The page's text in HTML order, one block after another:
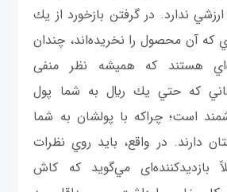
ندارد. در گرفتن بازخورد از يك
كه آن محصول را نخريده‌اند، چندان
هستند که هميشه نظر منفی
كه حتي يك ريال به شما پول
است؛ چراكه با پولشان به شما
دارند. در واقع، بايد روي نظرات
بازديدكننده‌ای مي‌گويد که كاش